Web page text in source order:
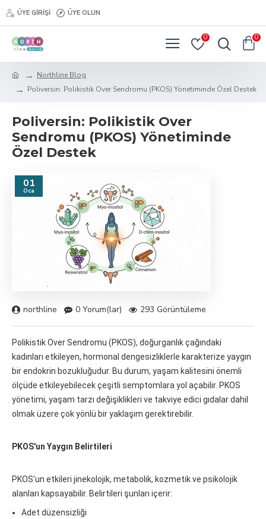
ÜYE GIRIŞI ÜYE OLUN
0 0
Northline Blog
Poliversin: Polikistik Over Sendromu (PKOS) Yönetiminde Özel Destek
Poliversin: Polikistik Over
Sendromu (PKOS) Yönetiminde
Özel Destek
01
Oca
northline 0 Yorum(lar) 293 Görüntüleme
Polikistik Over Sendromu (PKOS), doğurganlık çağındaki
kadınları etkileyen, hormonal dengesizliklerle karakterize yaygın
bir endokrin bozukluğudur. Bu durum, yaşam kalitesini önemli
ölçüde etkileyebilecek çeşitli semptomlara yol açabilir. PKOS
yönetimi, yaşam tarzı değişiklikleri ve takviye edici gıdalar dahil
olmak üzere çok yönlü bir yaklaşım gerektirebilir.
PKOS'un Yaygın Belirtileri
PKOS'un etkileri jinekolojik, metabolik, kozmetik ve psikolojik
alanları kapsayabilir. Belirtileri şunları içerir:
Adet düzensizliği